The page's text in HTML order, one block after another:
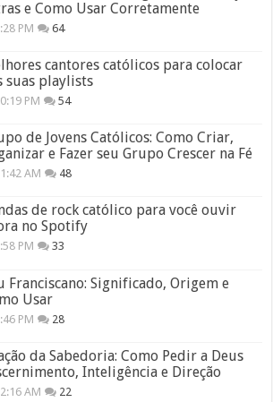
e Como Usar Corretamente
PM 64
cantores católicos para colocar
suas playlists
PM 54
de Jovens Católicos: Como Criar,
e Fazer seu Grupo Crescer na Fé
AM 48
de rock católico para você ouvir
no Spotify
PM 33
Franciscano: Significado, Origem e
Usar
PM 28
da Sabedoria: Como Pedir a Deus
Inteligência e Direção
AM 22